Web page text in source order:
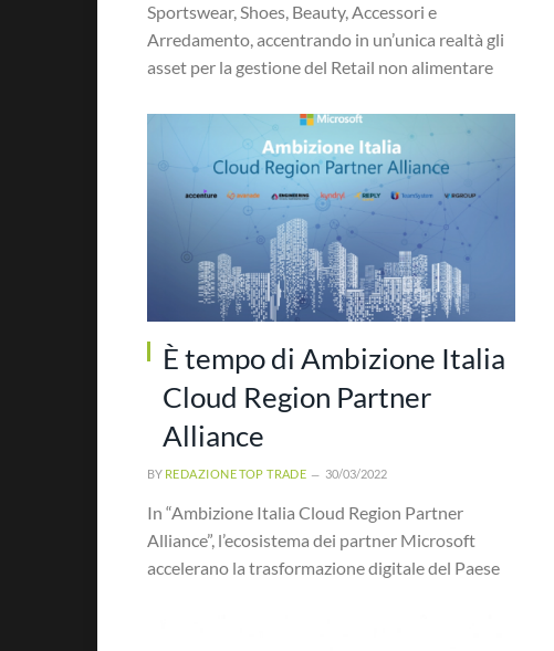
Sportswear, Shoes, Beauty, Accessori e
Arredamento, accentrando in un’unica realtà gli
asset per la gestione del Retail non alimentare
È tempo di Ambizione Italia
Cloud Region Partner
Alliance
BY REDAZIONE TOP TRADE 30/03/2022
In “Ambizione Italia Cloud Region Partner
Alliance”, l’ecosistema dei partner Microsoft
accelerano la trasformazione digitale del Paese